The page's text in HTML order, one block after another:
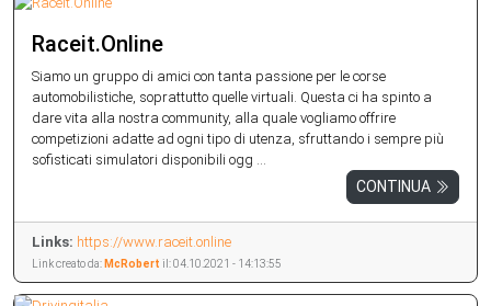
Raceit.Online
Siamo un gruppo di amici con tanta passione per le corse
automobilistiche, soprattutto quelle virtuali. Questa ci ha spinto a
dare vita alla nostra community, alla quale vogliamo offrire
competizioni adatte ad ogni tipo di utenza, sfruttando i sempre più
sofisticati simulatori disponibili ogg ...
CONTINUA
Links: https://www.raceit.online
Link creato da: McRobert il: 04.10.2021 - 14:13:55